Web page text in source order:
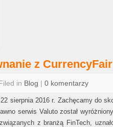
z
in Blog | 0 komentarzy
sierpnia 2016 r. Zachęcamy do
serwis Valuto został
z branżą FinTech,